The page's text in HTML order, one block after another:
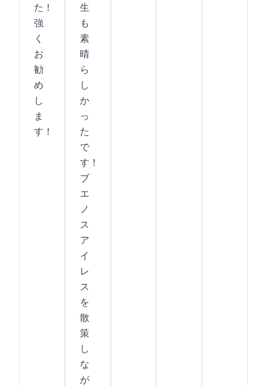
た！
強
く
お
勧
め
し
ま
す！
生
も
素
晴
ら
し
か
っ
た
で
す！
ブ
エ
ノ
ス
ア
イ
レ
ス
を
散
策
し
な
が